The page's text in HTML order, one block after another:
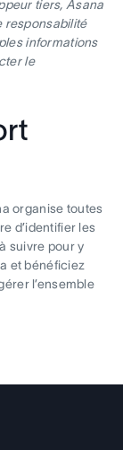
tiers, Asana
responsabilité
informations
le
organise toutes
d’identifier les
suivre pour y
et bénéficiez
l’ensemble